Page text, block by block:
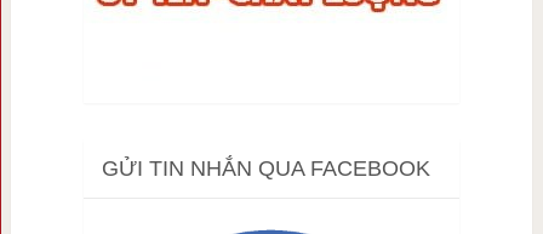
GỬI TIN NHẮN QUA FACEBOOK